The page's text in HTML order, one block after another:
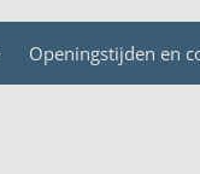
Openingstijden en